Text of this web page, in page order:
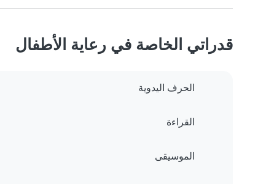
قدراتي الخاصة في رعاية الأطفال
الحرف اليدوية
القراءة
الموسيقى